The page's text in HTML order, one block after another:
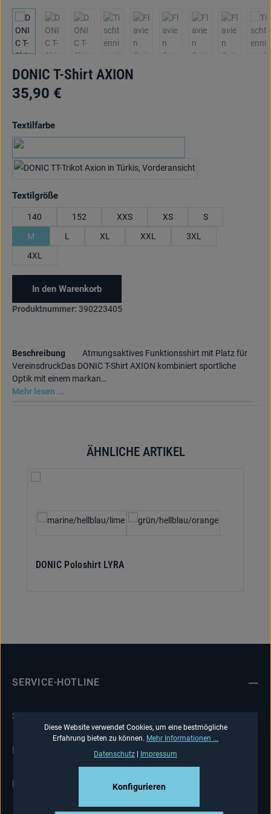
DONIC T-Shirt AXION
35,90 €
Textilfarbeauswählen
Textilgrößeauswählen
140 152 XXS XS
S
M
L XL XXL
3XL
4XL
In den Warenkorb
Produktnummer: 390223405
Beschreibung
Atmungsaktives Funktionsshirt mit Platz für
VereinsdruckDas DONIC T-Shirt AXION kombiniert sportliche
Optik mit einem markan…
Mehr lesen ...
Produktgalerie überspringenÄHNLICHE ARTIKEL
DONIC Poloshirt LYRA
SERVICE-HOTLINE
SHOP-SERVICE
INFORMATIONEN
Diese Website verwendet Cookies, um eine bestmögliche
Erfahrung bieten zu können. Mehr Informationen ...
Datenschutz
Impressum
Konfigurieren